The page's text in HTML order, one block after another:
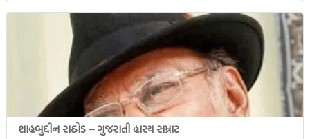
શાહબુદ્દીન રાઠોડ – ગુજરાતી હાસ્ય સમ્રાટ